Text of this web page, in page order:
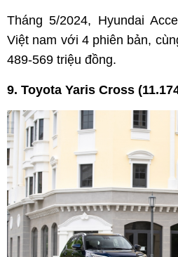
Tháng 5/2024, Hyundai
Việt nam với 4 phiên bản,
489-569 triệu đồng.
9. Toyota Yaris Cross